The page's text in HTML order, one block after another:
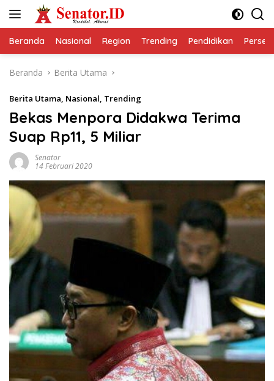
Beranda Nasional Region Trending Pendidikan
Beranda Berita Utama
Berita Utama, Nasional, Trending
Bekas Menpora Didakwa Terima
Suap Rp11, 5 Miliar
Senator
14 Februari 2020